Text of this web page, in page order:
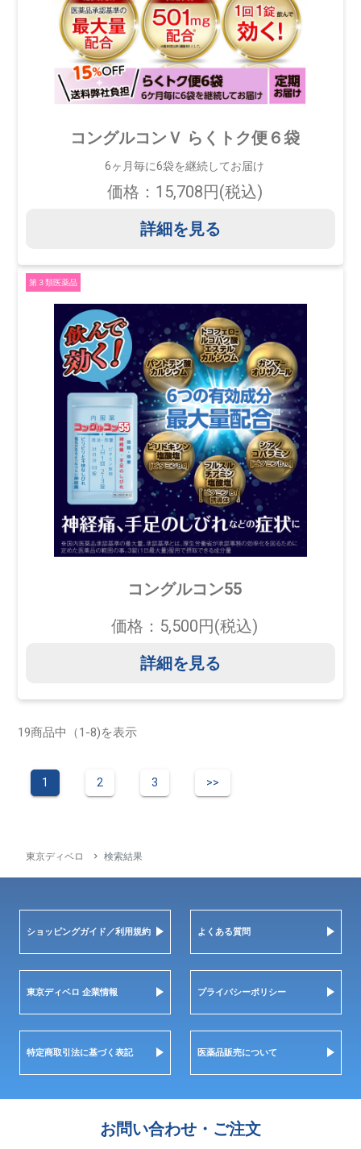
コングルコンＶ らくトク便６袋
6ヶ月毎に6袋を継続してお届け
価格：15,708円(税込)
詳細を見る
第３類医薬品
コングルコン55
価格：5,500円(税込)
詳細を見る
19商品中（1-8)を表示
1 2 3 >>
東京ディベロ 検索結果
ショッピングガイド／利用規約 よくある質問
東京ディベロ 企業情報 プライバシーポリシー
特定商取引法に基づく表記 医薬品販売について
お問い合わせ・ご注文